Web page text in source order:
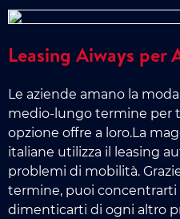
Leasing Aiways per
Le aziende amano la
medio-lungo termine per
opzione offre a loro.La
italiane utilizza il leasing
problemi di mobilità.
termine, puoi concentrarti
dimenticarti di ogni altro